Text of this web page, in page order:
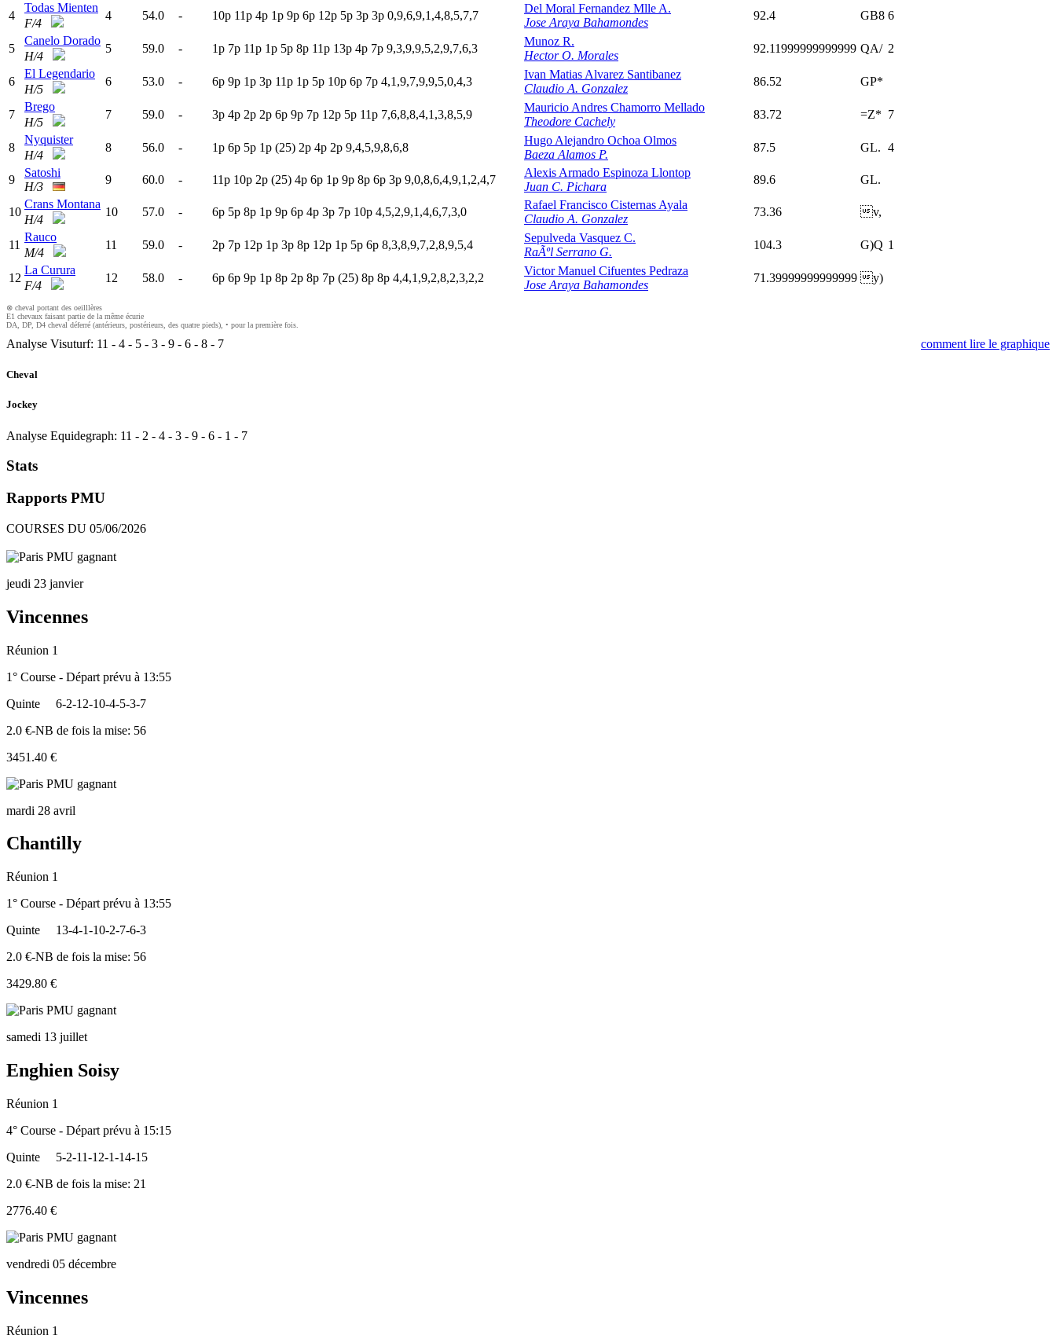
4
Todas Mienten
F/4
4 54.0 - 10p 11p 4p 1p 9p 6p 12p 5p 3p 3p 0,9,6,9,1,4,8,5,7,7
Del Moral Fernandez Mlle A.
Jose Araya Bahamondes
92.4 GB8 6
5
Canelo Dorado
H/4
5 59.0 - 1p 7p 11p 1p 5p 8p 11p 13p 4p 7p 9,3,9,9,5,2,9,7,6,3
Munoz R.
Hector O. Morales
92.11999999999999 QA/ 2
6
El Legendario
H/5
6 53.0 - 6p 9p 1p 3p 11p 1p 5p 10p 6p 7p 4,1,9,7,9,9,5,0,4,3
Ivan Matias Alvarez Santibanez
Claudio A. Gonzalez
86.52 GP*
7
Brego
H/5
7 59.0 - 3p 4p 2p 2p 6p 9p 7p 12p 5p 11p 7,6,8,8,4,1,3,8,5,9
Mauricio Andres Chamorro Mellado
Theodore Cachely
83.72 =Z* 7
8
Nyquister
H/4
8 56.0 - 1p 6p 5p 1p (25) 2p 4p 2p 9,4,5,9,8,6,8
Hugo Alejandro Ochoa Olmos
Baeza Alamos P.
87.5 GL. 4
9
Satoshi
H/3
9 60.0 - 11p 10p 2p (25) 4p 6p 1p 9p 8p 6p 3p 9,0,8,6,4,9,1,2,4,7
Alexis Armado Espinoza Llontop
Juan C. Pichara
89.6 GL.
10
Crans Montana
H/4
10 57.0 - 6p 5p 8p 1p 9p 6p 4p 3p 7p 10p 4,5,2,9,1,4,6,7,3,0
Rafael Francisco Cisternas Ayala
Claudio A. Gonzalez
73.36 v,
11
Rauco
M/4
11 59.0 - 2p 7p 12p 1p 3p 8p 12p 1p 5p 6p 8,3,8,9,7,2,8,9,5,4
Sepulveda Vasquez C.
RaÃºl Serrano G.
104.3 G)Q 1
12
La Curura
F/4
12 58.0 - 6p 6p 9p 1p 8p 2p 8p 7p (25) 8p 8p 4,4,1,9,2,8,2,3,2,2
Victor Manuel Cifuentes Pedraza
Jose Araya Bahamondes
71.39999999999999 y)
⊗ cheval portant des oeilllères
E1 chevaux faisant partie de la même écurie
DA, DP, D4 cheval déferré (antérieurs, postérieurs, des quatre pieds), • pour la première fois.
Analyse Visuturf: 11 - 4 - 5 - 3 - 9 - 6 - 8 - 7 comment lire le graphique
Cheval
Jockey
Analyse Equidegraph: 11 - 2 - 4 - 3 - 9 - 6 - 1 - 7
Stats
Rapports PMU
COURSES DU 05/06/2026
jeudi 23 janvier
Vincennes
Réunion 1
1° Course - Départ prévu à 13:55
Quinte
6-2-12-10-4-5-3-7
2.0 €-NB de fois la mise: 56
3451.40 €
mardi 28 avril
Chantilly
Réunion 1
1° Course - Départ prévu à 13:55
Quinte
13-4-1-10-2-7-6-3
2.0 €-NB de fois la mise: 56
3429.80 €
samedi 13 juillet
Enghien Soisy
Réunion 1
4° Course - Départ prévu à 15:15
Quinte
5-2-11-12-1-14-15
2.0 €-NB de fois la mise: 21
2776.40 €
vendredi 05 décembre
Vincennes
Réunion 1